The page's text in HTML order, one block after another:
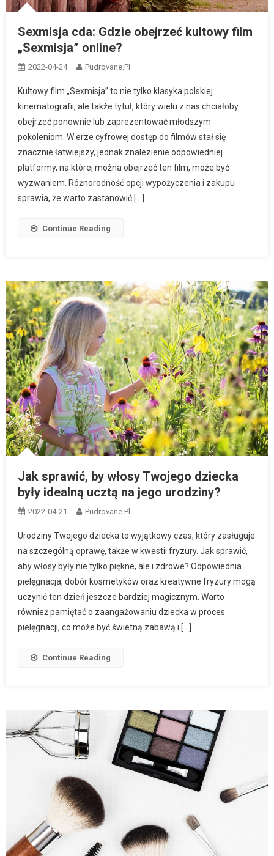
Sexmisja cda: Gdzie obejrzeć kultowy film
„Sexmisja” online?
2022-04-24 Pudrovane.pl
Kultowy film „Sexmisja” to nie tylko klasyka polskiej
kinematografii, ale także tytuł, który wielu z nas chciałoby
obejrzeć ponownie lub zaprezentować młodszym
pokoleniom. W erze cyfrowej dostęp do filmów stał się
znacznie łatwiejszy, jednak znalezienie odpowiedniej
platformy, na której można obejrzeć ten film, może być
wyzwaniem. Różnorodność opcji wypożyczenia i zakupu
sprawia, że warto zastanowić […]
Continue Reading
Jak sprawić, by włosy Twojego dziecka
były idealną ucztą na jego urodziny?
2022-04-21 Pudrovane.pl
Urodziny Twojego dziecka to wyjątkowy czas, który zasługuje
na szczególną oprawę, także w kwestii fryzury. Jak sprawić,
aby włosy były nie tylko piękne, ale i zdrowe? Odpowiednia
pielęgnacja, dobór kosmetyków oraz kreatywne fryzury mogą
uczynić ten dzień jeszcze bardziej magicznym. Warto
również pamiętać o zaangażowaniu dziecka w proces
pielęgnacji, co może być świetną zabawą i […]
Continue Reading